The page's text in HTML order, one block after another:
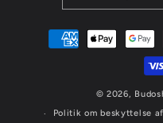
Betalingsmetoder
© 2026,
Politik om beskyttelse